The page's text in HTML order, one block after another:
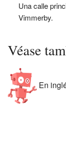
Una calle
Vimmerby.
Véase
En